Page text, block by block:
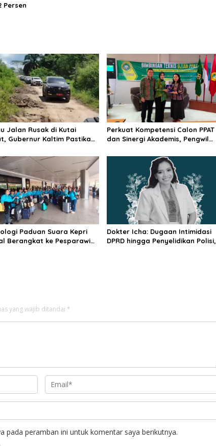
Persen
Jalan Rusak di Kutai
Gubernur Kaltim Pastikan
Perkuat Kompetensi Calon PPAT
dan Sinergi Akademis, Pengwil
PPAT 2026
Paduan Suara Kepri
Berangkat ke Pesparawi
Dokter Icha: Dugaan Intimidasi
DPRD hingga Penyelidikan Polisi,
yang wajib ditandai *
pada peramban ini untuk komentar saya berikutnya.